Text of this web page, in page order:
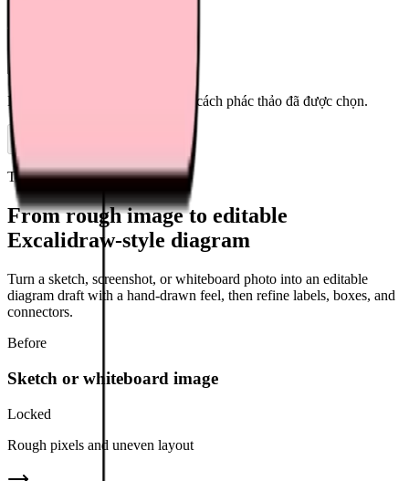
Mở canvas chỉnh sửa với Phong cách phác thảo đã được chọn.
Trước và sau
From rough image to editable
Excalidraw-style diagram
Turn a sketch, screenshot, or whiteboard photo into an editable
diagram draft with a hand-drawn feel, then refine labels, boxes, and
connectors.
Before
Sketch or whiteboard image
Locked
Rough pixels and uneven layout